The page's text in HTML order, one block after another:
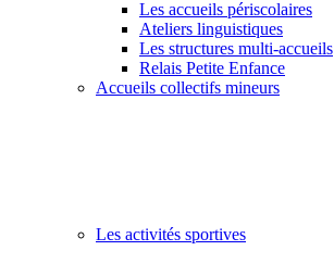
Les accueils périscolaires
Ateliers linguistiques
Les structures multi-accueils
Relais Petite Enfance
Accueils collectifs mineurs
Les activités sportives